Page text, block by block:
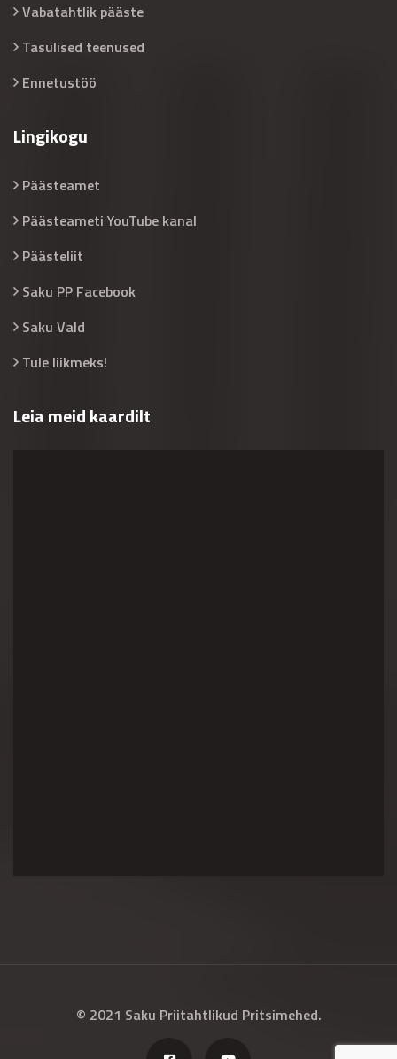
Vabatahtlik pääste
Tasulised teenused
Ennetustöö
Lingikogu
Päästeamet
Päästeameti YouTube kanal
Päästeliit
Saku PP Facebook
Saku Vald
Tule liikmeks!
Leia meid kaardilt
© 2021 Saku Priitahtlikud Pritsimehed.